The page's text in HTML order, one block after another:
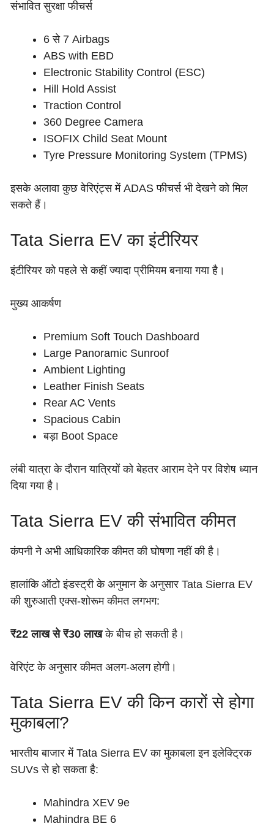
संभावित सुरक्षा फीचर्स
6 से 7 Airbags
ABS with EBD
Electronic Stability Control (ESC)
Hill Hold Assist
Traction Control
360 Degree Camera
ISOFIX Child Seat Mount
Tyre Pressure Monitoring System (TPMS)
इसके अलावा कुछ वेरिएंट्स में ADAS फीचर्स भी देखने को मिल
सकते हैं।
Tata Sierra EV का इंटीरियर
इंटीरियर को पहले से कहीं ज्यादा प्रीमियम बनाया गया है।
मुख्य आकर्षण
Premium Soft Touch Dashboard
Large Panoramic Sunroof
Ambient Lighting
Leather Finish Seats
Rear AC Vents
Spacious Cabin
बड़ा Boot Space
लंबी यात्रा के दौरान यात्रियों को बेहतर आराम देने पर विशेष ध्यान
दिया गया है।
Tata Sierra EV की संभावित कीमत
कंपनी ने अभी आधिकारिक कीमत की घोषणा नहीं की है।
हालांकि ऑटो इंडस्ट्री के अनुमान के अनुसार Tata Sierra EV
की शुरुआती एक्स-शोरूम कीमत लगभग:
₹22 लाख से ₹30 लाखके बीच हो सकती है।
वेरिएंट के अनुसार कीमत अलग-अलग होगी।
Tata Sierra EV की किन कारों से होगा
मुकाबला?
भारतीय बाजार में Tata Sierra EV का मुकाबला इन इलेक्ट्रिक
SUVs से हो सकता है:
Mahindra XEV 9e
Mahindra BE 6